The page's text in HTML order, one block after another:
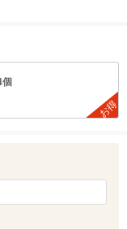
お得